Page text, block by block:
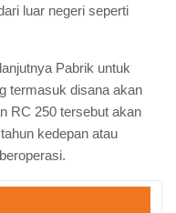
luar negeri seperti
Pabrik untuk
termasuk disana akan
RC 250 tersebut akan
kedepan atau